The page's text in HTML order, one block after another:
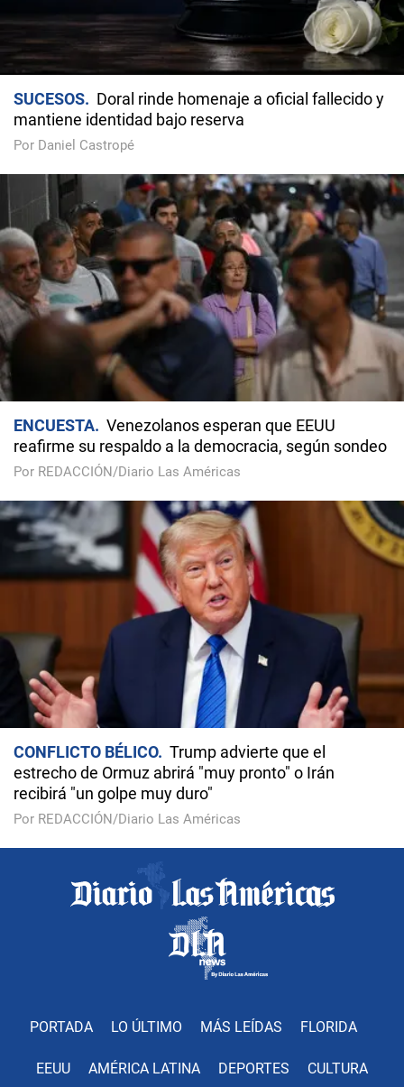
SUCESOS
Doral rinde homenaje a oficial fallecido y
mantiene identidad bajo reserva
Por Daniel Castropé
ENCUESTA
Venezolanos esperan que EEUU
reafirme su respaldo a la democracia, según sondeo
Por REDACCIÓN/Diario Las Américas
CONFLICTO BÉLICO
Trump advierte que el
estrecho de Ormuz abrirá "muy pronto" o Irán
recibirá "un golpe muy duro"
Por REDACCIÓN/Diario Las Américas
PORTADA LO ÚLTIMO MÁS LEÍDAS FLORIDA
EEUU AMÉRICA LATINA DEPORTES CULTURA